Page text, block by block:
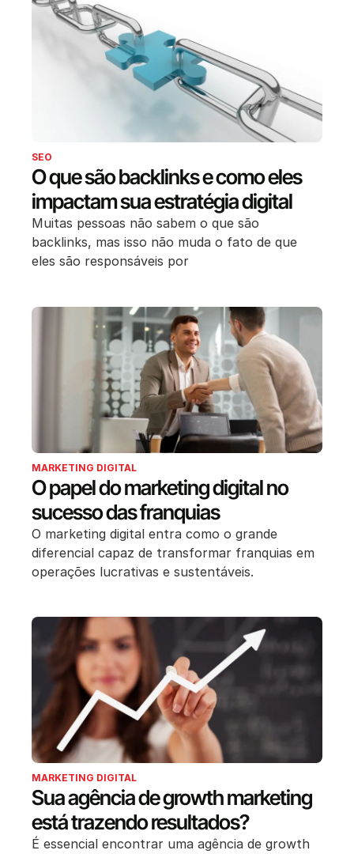
SEO
O que são backlinks e como eles
impactam sua estratégia digital
Muitas pessoas não sabem o que são
backlinks, mas isso não muda o fato de que
eles são responsáveis por
MARKETING DIGITAL
O papel do marketing digital no
sucesso das franquias
O marketing digital entra como o grande
diferencial capaz de transformar franquias em
operações lucrativas e sustentáveis.
MARKETING DIGITAL
Sua agência de growth marketing
está trazendo resultados?
É essencial encontrar uma agência de growth